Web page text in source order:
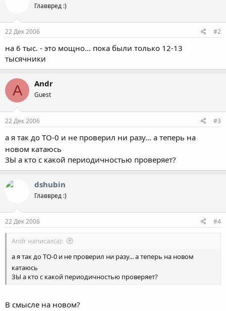
Главвред :)
22 Дек 2006 #2
на 6 тыс. - это мощно... пока были только 12-13
тысячники
A Andr
Guest
22 Дек 2006 #3
а я так до ТО-0 и не проверил ни разу... а теперь на
новом катаюсь
ЗЫ а кто с какой периодичностью проверяет?
dshubin
Главвред :)
22 Дек 2006 #4
Andr написал(а):
а я так до ТО-0 и не проверил ни разу... а теперь на новом
катаюсь
ЗЫ а кто с какой периодичностью проверяет?
В смысле на новом?